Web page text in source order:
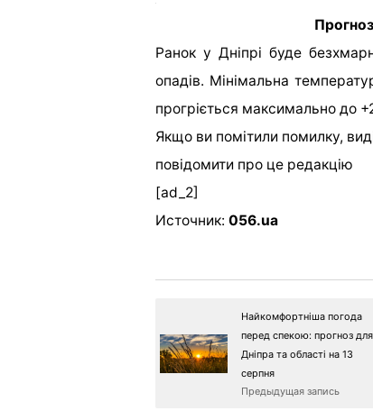
Ранок у Дніпрі буде
опадів. Мінімальна
прогріється максимально до
Якщо ви помітили помилку,
повідомити про це редакцію
[ad_2]
Источник: 056.ua
Найкомфортніша погода
перед спекою: прогноз для
Дніпра та області на 13
серпня
Предыдущая запись